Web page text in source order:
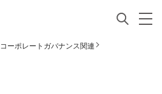
コーポレートガバナンス関連